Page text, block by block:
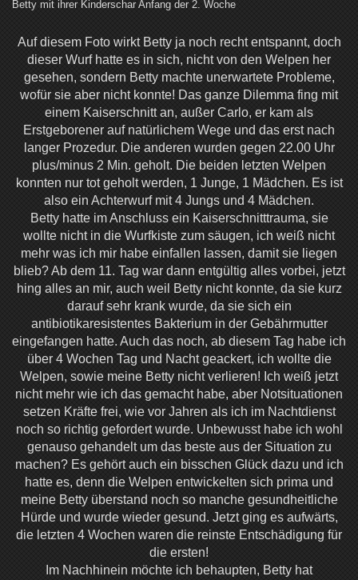
Betty mit ihrer Kinderschar Anfang der 2. Woche
Auf diesem Foto wirkt Betty ja noch recht entspannt, doch
dieser Wurf hatte es in sich, nicht von den Welpen her
gesehen, sondern Betty machte unerwartete Probleme,
wofür sie aber nicht konnte! Das ganze Dilemma fing mit
einem Kaiserschnitt an, außer Carlo, er kam als
Erstgeborener auf natürlichem Wege und das erst nach
langer Prozedur. Die anderen wurden gegen 22.00 Uhr
plus/minus 2 Min. geholt. Die beiden letzten Welpen
konnten nur tot geholt werden, 1 Junge, 1 Mädchen. Es ist
also ein Achterwurf mit 4 Jungs und 4 Mädchen.
Betty hatte im Anschluss ein Kaiserschnitttrauma, sie
wollte nicht in die Wurfkiste zum säugen, ich weiß nicht
mehr was ich mir habe einfallen lassen, damit sie liegen
blieb? Ab dem 11. Tag war dann entgültig alles vorbei, jetzt
hing alles an mir, auch weil Betty nicht konnte, da sie kurz
darauf sehr krank wurde, da sie sich ein
antibiotikaresistentes Bakterium in der Gebährmutter
eingefangen hatte. Auch das noch, ab diesem Tag habe ich
über 4 Wochen Tag und Nacht geackert, ich wollte die
Welpen, sowie meine Betty nicht verlieren! Ich weiß jetzt
nicht mehr wie ich das gemacht habe, aber Notsituationen
setzen Kräfte frei, wie vor Jahren als ich im Nachtdienst
noch so richtig gefordert wurde. Unbewusst habe ich wohl
genauso gehandelt um das beste aus der Situation zu
machen? Es gehört auch ein bisschen Glück dazu und ich
hatte es, denn die Welpen entwickelten sich prima und
meine Betty überstand noch so manche gesundheitliche
Hürde und wurde wieder gesund. Jetzt ging es aufwärts,
die letzten 4 Wochen waren die reinste Entschädigung für
die ersten!
Im Nachhinein möchte ich behaupten, Betty hat